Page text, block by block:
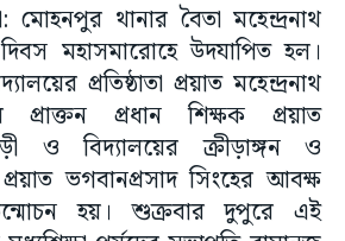
মোহনপুর থানার বৈতা মহেন্দ্রনাথ
দিবস মহাসমারোহে উদযাপিত হল।
প্রতিষ্ঠাতা প্রয়াত মহেন্দ্রনাথ
প্রাক্তন প্রধান শিক্ষক প্রয়াত
ও বিদ্যালয়ের ক্রীড়াঙ্গন ও
প্রয়াত ভগবানপ্রসাদ সিংহের আবক্ষ
হয়। শুক্রবার দুপুরে এই